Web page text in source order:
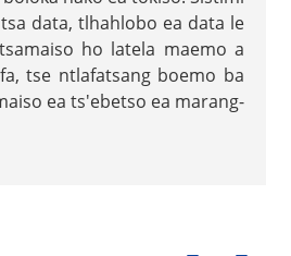
data, tlhahlobo ea data le
ho latela maemo a
tse ntlafatsang boemo ba
ea ts'ebetso ea marang-